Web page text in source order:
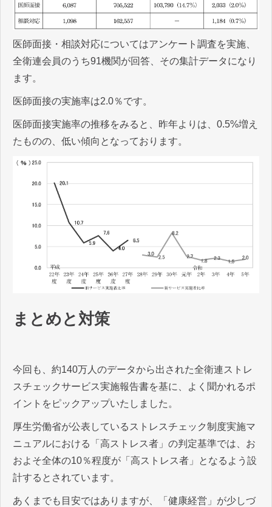
医師面接・相談対応についてはアンケート調査を実施、
全衛連会員のうち91機関が回答、その集計データになり
ます。
医師面接の実施率は2.0％です。
医師面接実施率の推移をみると、昨年よりは、0.5%増え
たものの、低い傾向となっております。
まとめと対策
今回も、約140万人のデータから出された全衛連ストレ
スチェックサービス実施報告書を基に、よく聞かれるポ
イントをピックアップいたしました。
厚生労働省が公表しているストレスチェック制度実施マ
ニュアルにおける「高ストレス者」の判定基準では、お
およそ全体の10％程度が「高ストレス者」となるよう設
計するとされています。
あくまでも目安ではありますが、「健康経営」が少しづ